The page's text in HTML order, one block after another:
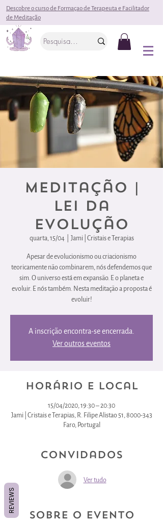
Descobre o curso de Formaçao de Terapeuta e Facilitador
de Meditação
Meditação |
Lei da
Evolução
quarta, 15/04
  |
Jami | Cristais e Terapias
Apesar de evolucionismo ou criacionismo
teoricamente não combinarem, nós defendemos que
sim. O universo está em expansão. E o planeta e
evoluir. E nós também. Nesta meditação a proposta é
A inscrição encontra-se encerrada.
Ver outros eventos
Horário e local
15/04/2020, 19:30 – 20:30
Jami | Cristais e Terapias, R. Filipe Alistao 51, 8000-343
Faro, Portugal
Convidados
Ver tudo
Sobre o evento
REVIEWS